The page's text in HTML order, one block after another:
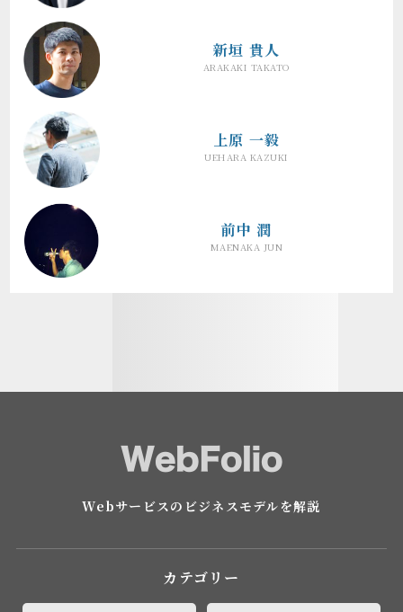
新垣 貴人
ARAKAKI TAKATO
上原 一毅
UEHARA KAZUKI
前中 潤
MAENAKA JUN
Webサービスのビジネスモデルを解説
カテゴリー